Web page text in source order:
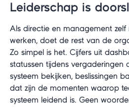
Leiderschap is
Als directie en management
werken, doet de rest van de
Zo simpel is het. Cijfers uit
statussen tijdens vergaderingen
systeem bekijken, beslissingen
dat zijn de momenten waarop
systeem leidend is. Geen